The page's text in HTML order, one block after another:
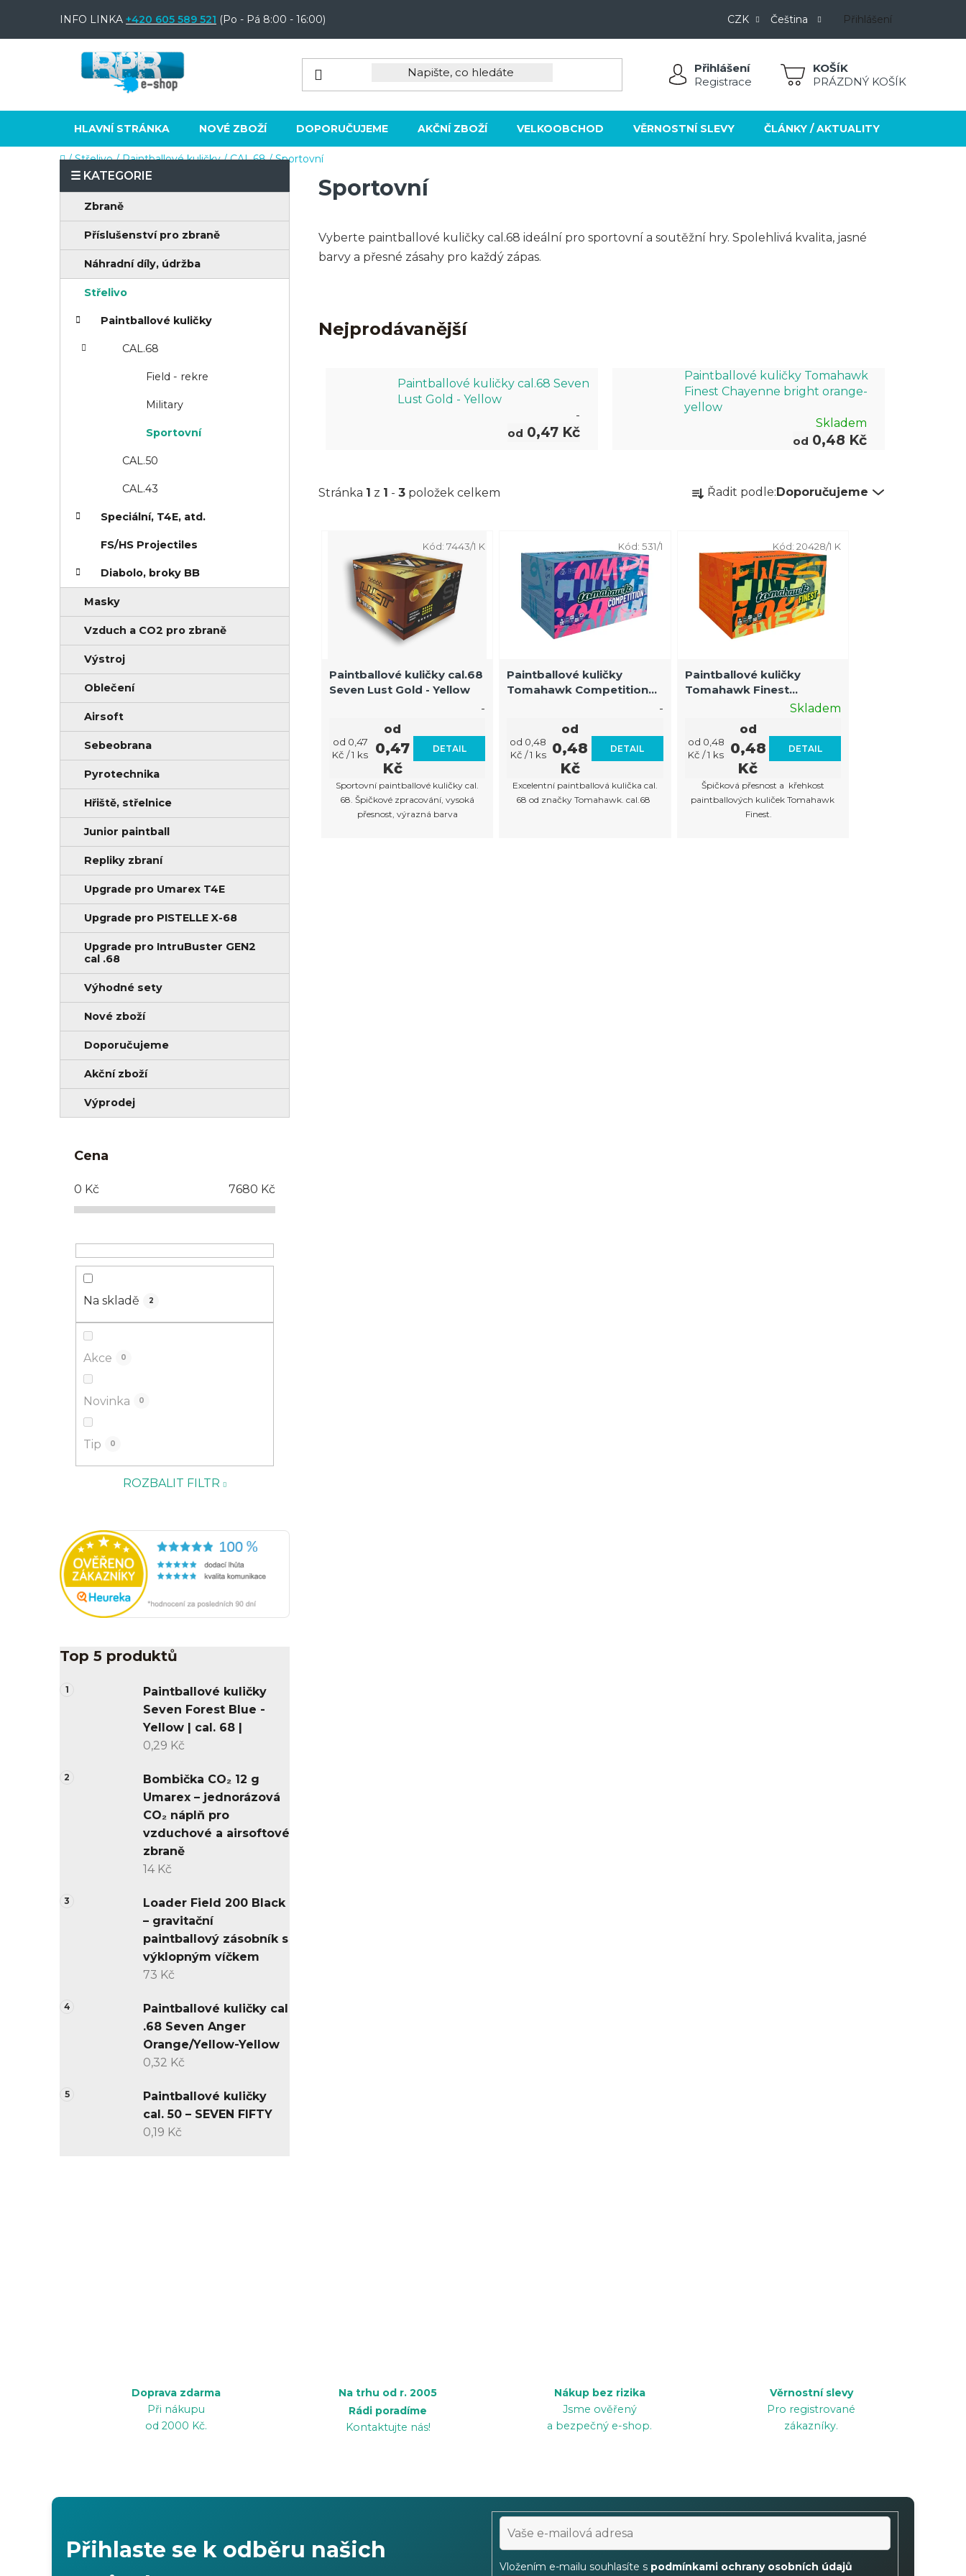
INFO LINKA +420 605 589 521 (Po - Pá 8:00 - 16:00) CZK Čeština Přihlášení
Přihlášení
Registrace
NÁKUPNÍPRÁZDNÝ KOŠÍK
HLAVNÍ STRÁNKA NOVÉ ZBOŽÍ DOPORUČUJEME AKČNÍ ZBOŽÍ VELKOOBCHOD VĚRNOSTNÍ SLEVY ČLÁNKY / AKTUALITY
Domů
/ Střelivo / Paintballové kuličky / CAL.68 / Sportovní
P
o
a
Přeskočit
kategorie
a
g
Zbraně
Příslušenství pro zbraně
Náhradní díly, údržba
Střelivo
Paintballové kuličky
CAL.68
Field - rekre
Military
Sportovní
CAL.50
CAL.43
Speciální, T4E, atd.
FS/HS Projectiles
Diabolo, broky BB
Masky
Vzduch a CO2 pro zbraně
Výstroj
Oblečení
Airsoft
Sebeobrana
Pyrotechnika
Hřiště, střelnice
Junior paintball
Repliky zbraní
Upgrade pro Umarex T4E
Upgrade pro PISTELLE X-68
Upgrade pro IntruBuster GEN2
cal .68
Výhodné sety
Nové zboží
Doporučujeme
Akční zboží
Výprodej
Cena
0 Kč 7680 Kč
Na skladě 2
Akce 0
Novinka 0
Tip 0
ROZBALIT FILTR
Top 5 produktů
Paintballové kuličky
Seven Forest Blue -
Yellow | cal. 68 |
0,29 Kč
Bombička CO₂ 12 g
Umarex – jednorázová
CO₂ náplň pro
vzduchové a airsoftové
zbraně
14 Kč
Loader Field 200 Black
– gravitační
paintballový zásobník s
výklopným víčkem
73 Kč
Paintballové kuličky cal
.68 Seven Anger
Orange/Yellow-Yellow
0,32 Kč
Paintballové kuličky
cal. 50 – SEVEN FIFTY
0,19 Kč
Sportovní
Vyberte paintballové kuličky cal.68 ideální pro sportovní a soutěžní hry. Spolehlivá kvalita, jasné
barvy a přesné zásahy pro každý zápas.
Nejprodávanější
Paintballové kuličky cal.68 Seven
Lust Gold - Yellow
-
od 0,47 Kč
Paintballové kuličky Tomahawk
Finest Chayenne bright orange-
yellow
Skladem
od 0,48 Kč
Stránka 1 z 1 - 3 položek celkem
Ř
a
e
n
p
d
t
Řadit podle:Doporučujeme
Paintballové kuličky cal.68
Seven Lust Gold - Yellow
-
DETAIL
od
0,47
Kč
Měrná
cena:
od 0,47
Kč / 1 ks
Sportovní paintballové kuličky cal.
68. Špičkové zpracování, vysoká
přesnost, výrazná barva
Kód:7443/1 K
Paintballové kuličky
Tomahawk Competition
-
DETAIL
od
0,48
Kč
Měrná
cena:
od 0,48
Kč / 1 ks
Excelentní paintballová kulička cal.
68 od značky Tomahawk. cal.68
Kód: 531/1
Paintballové kuličky
Tomahawk Finest
Chayenne bright orange-
Skladem
DETAIL
od
0,48
Kč
Měrná
cena:
od 0,48
Kč / 1 ks
Špičková přesnost a křehkost
paintballových kuliček Tomahawk
Finest.
Kód:20428/1 K
Doprava zdarma
Při nákupu
od 2000 Kč.
Na trhu od r. 2005
Rádi poradíme
Kontaktujte nás!
Nákup bez rizika
Jsme ověřený
a bezpečný e-shop.
Věrnostní slevy
Pro registrované
zákazníky.
Přihlaste se k odběru našich
Vložením e-mailu souhlasíte s podmínkami ochrany osobních údajů